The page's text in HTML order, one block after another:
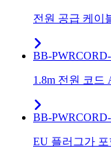
전원 공급 케이
BB-
1.8m 전원 코드
BB-
EU 플러그가 포